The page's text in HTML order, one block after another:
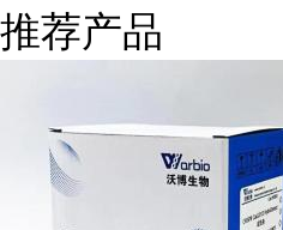
推荐产品